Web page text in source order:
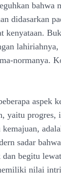
bahwa
didasarkan
kenyataan.
normanya.
aspek
yaitu
sadar
begitu
nilai